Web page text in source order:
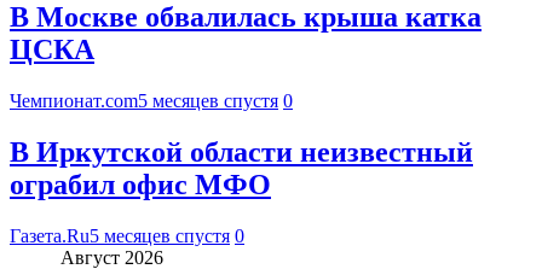
В Москве обвалилась крыша катка
ЦСКА
Чемпионат.com5 месяцев спустя 0
В Иркутской области неизвестный
ограбил офис МФО
Газета.Ru5 месяцев спустя 0
Август 2026